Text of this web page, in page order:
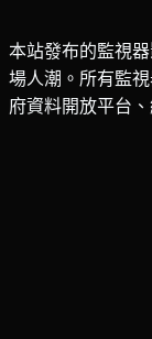
本站發布的監視
場人潮。所有監
府資料開放平台